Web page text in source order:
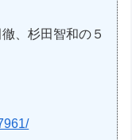
、杉田智和の５